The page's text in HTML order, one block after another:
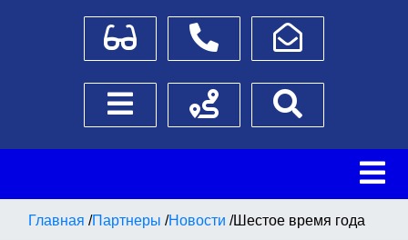
Для слабовидящихТелефоныНаписать обращение
Боковое менюСхема проезда
Главная /Партнеры /Новости /Шестое время года